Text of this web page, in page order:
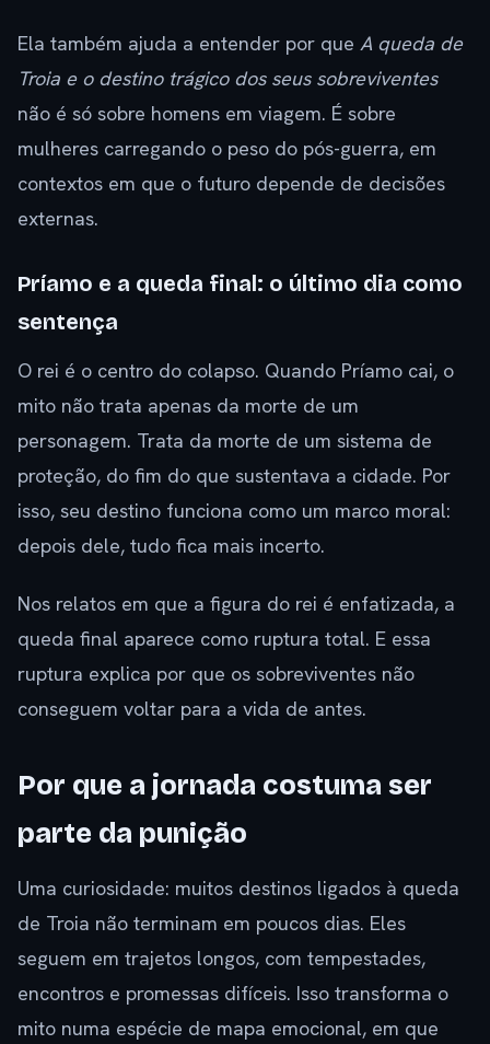
Ela também ajuda a entender por que A queda de
Troia e o destino trágico dos seus sobreviventes
não é só sobre homens em viagem. É sobre
mulheres carregando o peso do pós-guerra, em
contextos em que o futuro depende de decisões
externas.
Príamo e a queda final: o último dia como
sentença
O rei é o centro do colapso. Quando Príamo cai, o
mito não trata apenas da morte de um
personagem. Trata da morte de um sistema de
proteção, do fim do que sustentava a cidade. Por
isso, seu destino funciona como um marco moral:
depois dele, tudo fica mais incerto.
Nos relatos em que a figura do rei é enfatizada, a
queda final aparece como ruptura total. E essa
ruptura explica por que os sobreviventes não
conseguem voltar para a vida de antes.
Por que a jornada costuma ser
parte da punição
Uma curiosidade: muitos destinos ligados à queda
de Troia não terminam em poucos dias. Eles
seguem em trajetos longos, com tempestades,
encontros e promessas difíceis. Isso transforma o
mito numa espécie de mapa emocional, em que